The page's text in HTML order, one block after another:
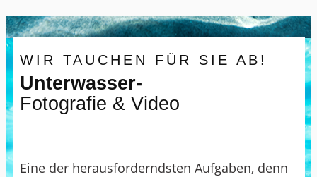
WIR TAUCHEN FÜR SIE AB!
Unterwasser-
Fotografie & Video
Eine der herausforderndsten Aufgaben, denn